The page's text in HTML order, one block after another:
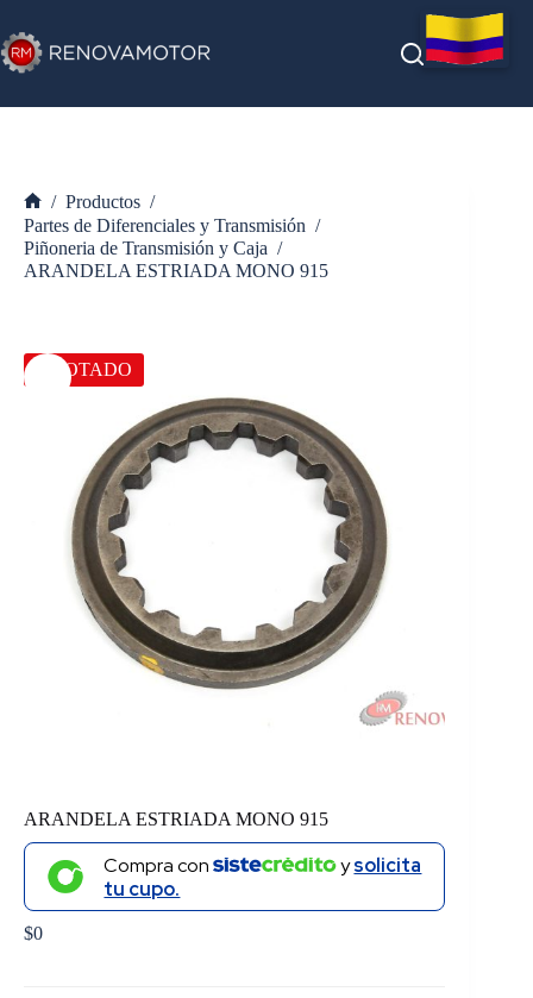
al
contenido
Inicio
/ Productos /
Partes de Diferenciales y Transmisión /
Piñoneria de Transmisión y Caja /
ARANDELA ESTRIADA MONO 915
AGOTADO
ARANDELA ESTRIADA MONO 915
Compra con ysolicita
tu cupo.
$0